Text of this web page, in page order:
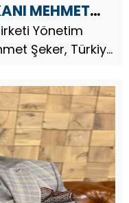
MEHMET
ANMA
Yönetim
Şeker, Türkiye